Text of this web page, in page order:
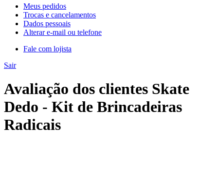
Meus pedidos
Trocas e cancelamentos
Dados pessoais
Alterar e-mail ou telefone
Fale com lojista
Sair
Avaliação dos clientes Skate
Dedo - Kit de Brincadeiras
Radicais